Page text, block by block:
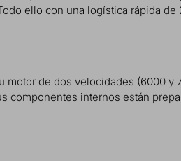
ello con una logística rápida
de dos velocidades (6000 y
internos están